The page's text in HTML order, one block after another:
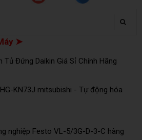
➤
Tủ Đứng Daikin Giá Sỉ Chính Hãng
KN73J mitsubishi - Tự động hóa
nghiệp Festo VL-5/3G-D-3-C hàng